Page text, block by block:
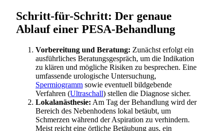
Schritt-für-Schritt: Der genaue
Ablauf einer PESA-Behandlung
Vorbereitung und Beratung: Zunächst erfolgt ein
ausführliches Beratungsgespräch, um die Indikation
zu klären und mögliche Risiken zu besprechen. Eine
umfassende urologische Untersuchung,
Spermiogramm sowie eventuell bildgebende
Verfahren (Ultraschall) stellen die Diagnose sicher.
Lokalanästhesie: Am Tag der Behandlung wird der
Bereich des Nebenhodens lokal betäubt, um
Schmerzen während der Aspiration zu verhindern.
Meist reicht eine örtliche Betäubung aus, ein